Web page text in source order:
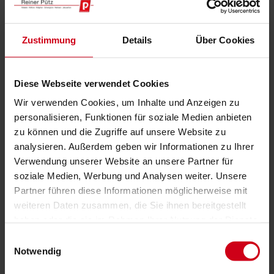
Zustimmung Details Über Cookies
Diese Webseite verwendet Cookies
Wir verwenden Cookies, um Inhalte und Anzeigen zu
personalisieren, Funktionen für soziale Medien anbieten
zu können und die Zugriffe auf unsere Website zu
analysieren. Außerdem geben wir Informationen zu Ihrer
Verwendung unserer Website an unsere Partner für
soziale Medien, Werbung und Analysen weiter. Unsere
Partner führen diese Informationen möglicherweise mit
weiteren Daten zusammen, die Sie ihnen bereitgestellt
Notwendig
„Wohlfühl-
Wintergarten“
weiterlesen